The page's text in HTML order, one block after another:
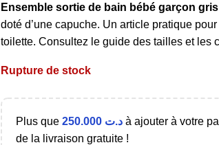
Ensemble sortie de bain bébé garçon
doté d’une capuche. Un article pratique
toilette. Consultez le guide des tailles et les
Rupture de stock
Plus que د.ت à ajouter à votre
de la livraison gratuite !